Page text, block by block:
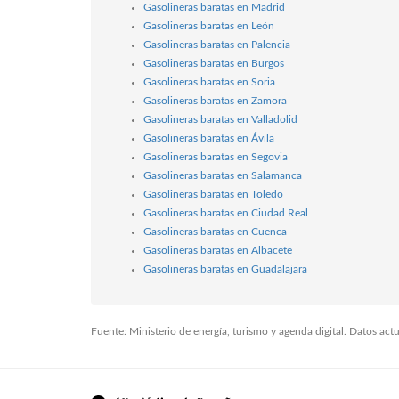
Gasolineras baratas en Madrid
Gasolineras baratas en León
Gasolineras baratas en Palencia
Gasolineras baratas en Burgos
Gasolineras baratas en Soria
Gasolineras baratas en Zamora
Gasolineras baratas en Valladolid
Gasolineras baratas en Ávila
Gasolineras baratas en Segovia
Gasolineras baratas en Salamanca
Gasolineras baratas en Toledo
Gasolineras baratas en Ciudad Real
Gasolineras baratas en Cuenca
Gasolineras baratas en Albacete
Gasolineras baratas en Guadalajara
Fuente: Ministerio de energía, turismo y agenda digital. Datos